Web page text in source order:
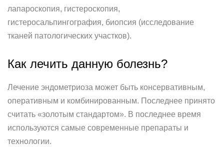
лапароскопия, гистероскопия,
гистеросальпингография, биопсия (исследование
тканей патологических участков).
Как лечить данную болезнь?
Лечение эндометриоза может быть консервативным,
оперативным и комбинированным. Последнее принято
считать «золотым стандартом». В последнее время
используются самые современные препараты и
технологии.